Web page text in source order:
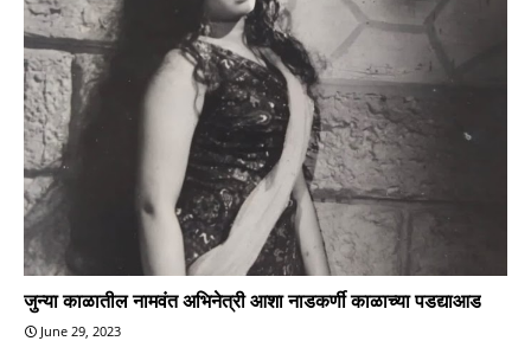
जुन्या काळातील नामवंत अभिनेत्री आशा नाडकर्णी काळाच्या पडद्याआड
June 29, 2023